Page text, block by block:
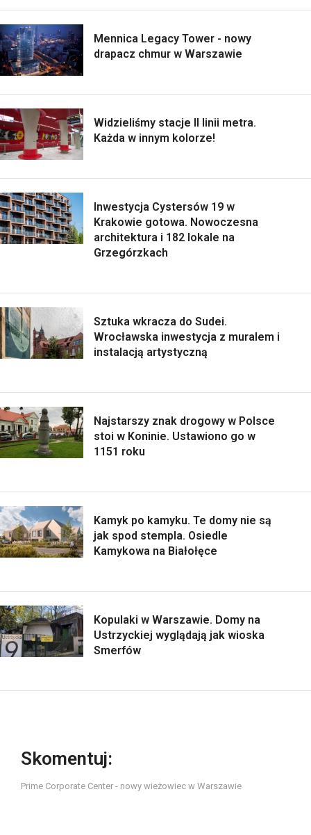
Mennica Legacy Tower - nowy
drapacz chmur w Warszawie
Widzieliśmy stacje II linii metra.
Każda w innym kolorze!
Inwestycja Cystersów 19 w
Krakowie gotowa. Nowoczesna
architektura i 182 lokale na
Grzegórzkach
Sztuka wkracza do Sudei.
Wrocławska inwestycja z muralem i
instalacją artystyczną
Najstarszy znak drogowy w Polsce
stoi w Koninie. Ustawiono go w
1151 roku
Kamyk po kamyku. Te domy nie są
jak spod stempla. Osiedle
Kamykowa na Białołęce
Kopulaki w Warszawie. Domy na
Ustrzyckiej wyglądają jak wioska
Smerfów
Skomentuj:
Prime Corporate Center - nowy wieżowiec w Warszawie